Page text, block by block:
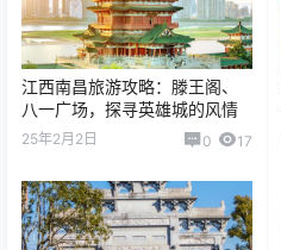
江西南昌旅游攻略：滕王阁、
八一广场，探寻英雄城的风情
25年2月2日 0 17